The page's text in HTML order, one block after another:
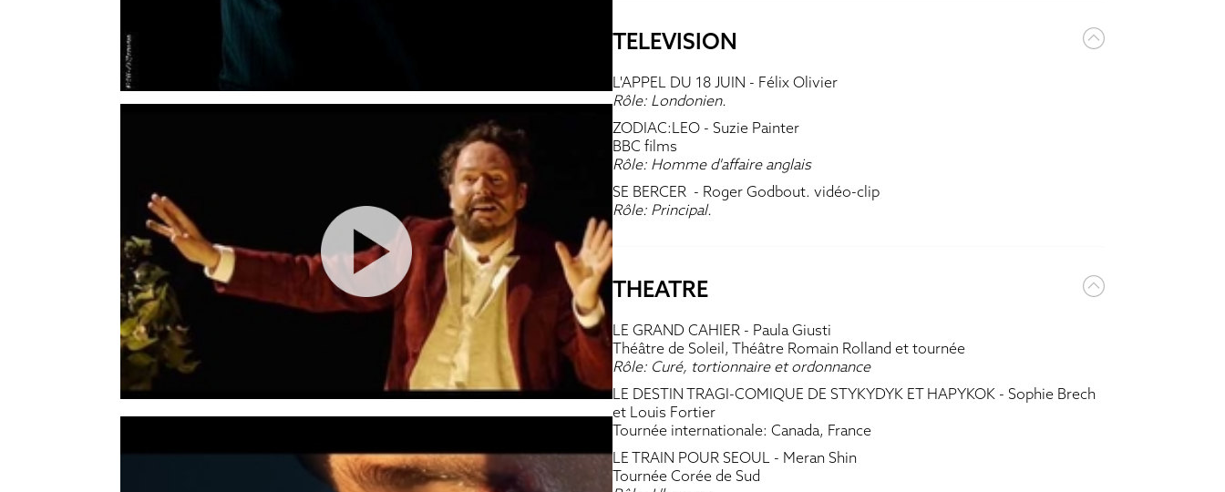
TELEVISION
L'APPEL DU 18 JUIN - Félix Olivier
Rôle: Londonien.
ZODIAC:LEO - Suzie Painter
BBC films
Rôle: Homme d'affaire anglais
SE BERCER - Roger Godbout. vidéo-clip
Rôle: Principal.
THEATRE
LE GRAND CAHIER - Paula Giusti
Théâtre de Soleil, Théâtre Romain Rolland et tournée
Rôle: Curé, tortionnaire et ordonnance
LE DESTIN TRAGI-COMIQUE DE STYKYDYK ET HAPYKOK - Sophie Brech
et Louis Fortier
Tournée internationale: Canada, France
LE TRAIN POUR SEOUL - Meran Shin
Tournée Corée de Sud